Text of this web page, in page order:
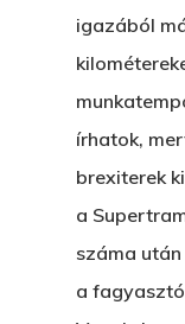
igazából
írhatok,
brexiterek
a
száma
a